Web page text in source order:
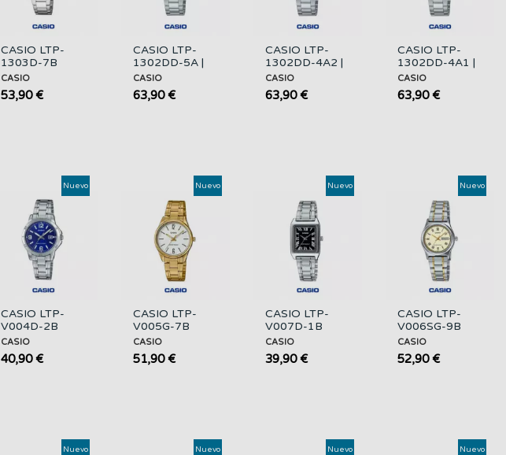
CASIO LTP-
1303D-7B
Reloj Analógico
Mujer Acero
Esfera Blanca
CASIO
53,90 €
CASIO LTP-
1302DD-5A |
Reloj Mujer
Esfera Marrón
50M
CASIO
63,90 €
CASIO LTP-
1302DD-4A2 |
Reloj Mujer
Esfera Beige
50M
CASIO
63,90 €
CASIO LTP-
1302DD-4A1 |
Reloj Mujer
Esfera Rosa
50M
CASIO
63,90 €
CASIO LTP-
V004D-2B
Mujer | Esfera
Azul y Acero
CASIO
40,90 €
Nuevo
CASIO LTP-
V005G-7B
Mujer | Reloj
Dorado Esfera
Blanca
CASIO
51,90 €
Nuevo
CASIO LTP-
V007D-1B
Mujer |
Plateado y
Esfera Negra
CASIO
39,90 €
Nuevo
CASIO LTP-
V006SG-9B
Mujer | Bicolor,
Día y Fecha
CASIO
52,90 €
Nuevo
Nuevo Nuevo Nuevo Nuevo